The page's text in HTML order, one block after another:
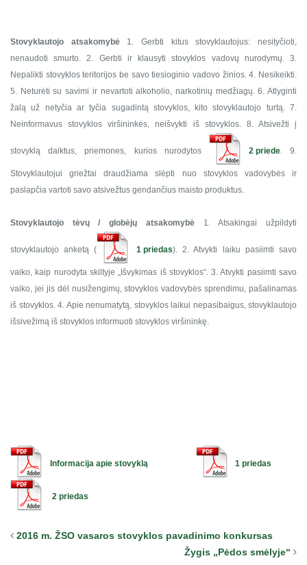
Stovyklautojo atsakomybė
1. Gerbti kitus stovyklautojus: nesityčioti,
nenaudoti smurto.
2. Gerbti ir klausyti stovyklos vadovų nurodymų. 3.
Nepalikti stovyklos teritorijos be savo tiesioginio vadovo žinios. 4. Nesikeikti.
5. Neturėti su savimi ir nevartoti alkoholio, narkotinių medžiagų. 6. Atlyginti
žalą už netyčia ar tyčia sugadintą stovyklos, kito stovyklautojo turtą. 7.
Neinformavus stovyklos viršininkės, neišvykti iš stovyklos. 8. Atsivežti į
stovyklą daiktus, priemones, kurios nurodytos 2 priede. 9.
Stovyklautojui griežtai draudžiama slėpti nuo stovyklos vadovybės ir
paslapčia vartoti savo atsivežtus gendančius maisto produktus.
Stovyklautojo tėvų / globėjų atsakomybė 1. Atsakingai užpildyti
stovyklautojo anketą ( 1 priedas). 2. Atvykti laiku pasiimti savo
vaiko, kaip nurodyta skiltyje „Išvykimas iš stovyklos“. 3. Atvykti pasiimti savo
vaiko, jei jis dėl nusižengimų, stovyklos vadovybės sprendimu, pašalinamas
iš stovyklos. 4. Apie nenumatytą, stovyklos laikui nepasibaigus, stovyklautojo
išsivežimą iš stovyklos informuoti stovyklos viršininkę.
Informacija apie stovyklą 1 priedas
2 priedas
2016 m. ŽSO vasaros stovyklos pavadinimo konkursas
Žygis „Pėdos smėlyje“